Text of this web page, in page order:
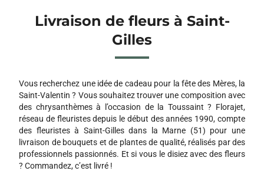
Livraison de fleurs à Saint-
Gilles
Vous recherchez une idée de cadeau pour la fête des Mères, la
Saint-Valentin ? Vous souhaitez trouver une composition avec
des chrysanthèmes à l’occasion de la Toussaint ? Florajet,
réseau de fleuristes depuis le début des années 1990, compte
des fleuristes à Saint-Gilles dans la Marne (51) pour une
livraison de bouquets et de plantes de qualité, réalisés par des
professionnels passionnés. Et si vous le disiez avec des fleurs
? Commandez, c’est livré !